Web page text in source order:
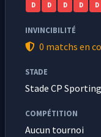
D D D D D
INVINCIBILITÉ
0 matchs en
STADE
Stade CP Sporting
COMPÉTITION
Aucun tournoi